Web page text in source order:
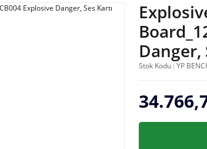
Danger,
Stok Kodu : YP